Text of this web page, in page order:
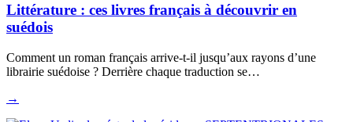
Littérature : ces livres français à découvrir en
suédois
Comment un roman français arrive-t-il jusqu’aux rayons d’une
librairie suédoise ? Derrière chaque traduction se…
→